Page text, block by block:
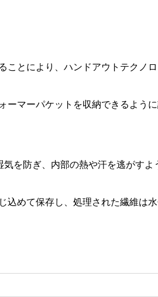
とにより、ハンドアウトテクノロ
マーパケットを収納できるように
を防ぎ、内部の熱や汗を逃がすよ
めて保存し、処理された繊維は水